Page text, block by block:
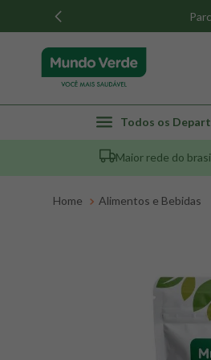
Todos os
Maior rede do
Alimentos e Bebidas
TERMOS
1º whey
2º creatina
maca
snack